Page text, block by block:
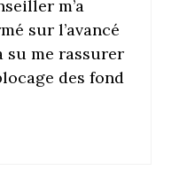
m’a
sur l’avancé
su me rassurer
des fond